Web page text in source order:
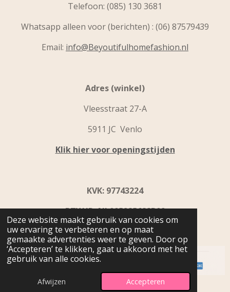
Deze website maakt gebruik van cookies om
uw ervaring te verbeteren en op maat
gemaakte advertenties weer te geven. Door op
‘Accepteren’ te klikken, gaat u akkoord met het
gebruik van alle cookies.
Afwijzen Accepteren
Telefoon: (085) 130 3681
Whatsapp alleen voor (berichten) : (06) 87579439
Email: info@Beyoutifulhomefashion.nl
Adres (winkel)
Vleesstraat 27-A
5911 JC Venlo
Klik hier voor openingstijden
KVK: 97743224
BTW ID: NL005285688B09
IBAN: NL31 INGB0109 9867 92
© 2024 - 2026 Beyoutiful Home & Fashion